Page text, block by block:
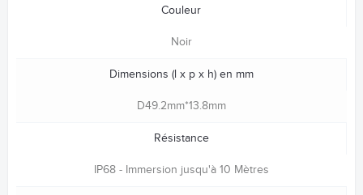
Couleur
Noir
Dimensions (l x p x h) en mm
D49.2mm*13.8mm
Résistance
IP68 - Immersion jusqu'à 10 Mètres